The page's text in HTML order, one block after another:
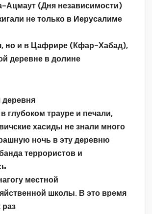
Ацмаут (Дня независимости)
не только в Иерусалиме
но и в Цафрире (Кфар-Хабад),
деревне в долине
глубоком трауре и печали,
хасиды не знали много
ночь в эту деревню
террористов и
местной
школы. В это время
раз